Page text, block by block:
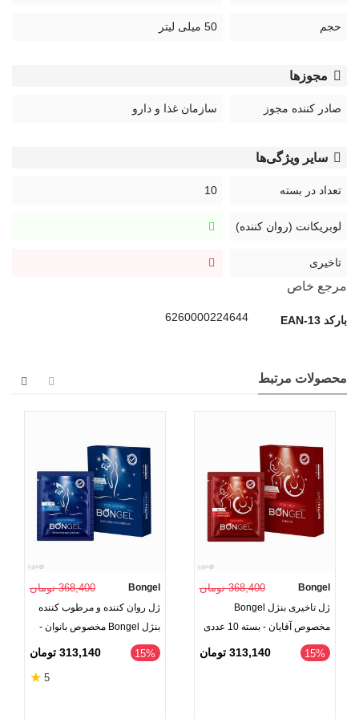
حجم 50 میلی لیتر
مجوزها
صادر کننده مجوز سازمان غذا و دارو
سایر ویژگی‌ها
تعداد در بسته 10
لوبریکانت (روان کننده)
تاخیری
مرجع خاص
بارکد EAN-13 6260000224644
محصولات مرتبط
Bongel 368,400 تومان
ژل تاخیری بنژل Bongel
مخصوص آقایان - بسته 10 عددی
‎15% 313,140 تومان
Bongel 368,400 تومان
ژل روان کننده و مرطوب کننده
بنژل Bongel مخصوص بانوان -
بسته 10 عددی
‎15% 313,140 تومان
5
★